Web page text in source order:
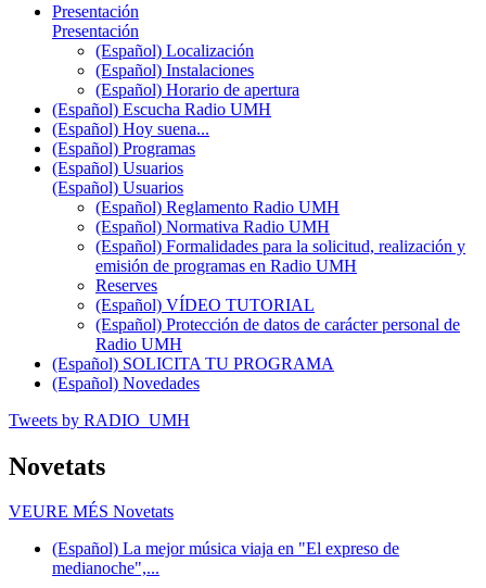
Presentación
Presentación
(Español) Localización
(Español) Instalaciones
(Español) Horario de apertura
(Español) Escucha Radio UMH
(Español) Hoy suena...
(Español) Programas
(Español) Usuarios
(Español) Usuarios
(Español) Reglamento Radio UMH
(Español) Normativa Radio UMH
(Español) Formalidades para la solicitud, realización y
emisión de programas en Radio UMH
Reserves
(Español) VÍDEO TUTORIAL
(Español) Protección de datos de carácter personal de
Radio UMH
(Español) SOLICITA TU PROGRAMA
(Español) Novedades
Tweets by RADIO_UMH
Novetats
VEURE MÉS Novetats
(Español) La mejor música viaja en "El expreso de
medianoche",...